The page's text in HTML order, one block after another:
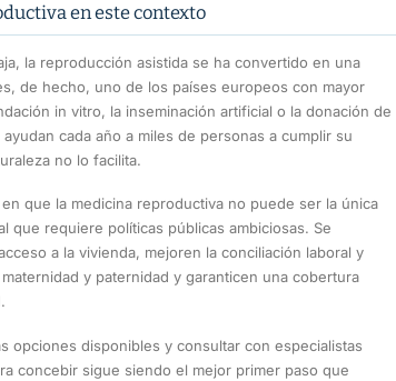
en este contexto
la reproducción asistida se ha convertido en una
de hecho, uno de los países europeos con mayor
in vitro, la inseminación artificial o la donación de
cada año a miles de personas a cumplir su
no lo facilita.
que la medicina reproductiva no puede ser la única
que requiere políticas públicas ambiciosas. Se
a la vivienda, mejoren la conciliación laboral y
y paternidad y garanticen una cobertura
opciones disponibles y consultar con especialistas
concebir sigue siendo el mejor primer paso que